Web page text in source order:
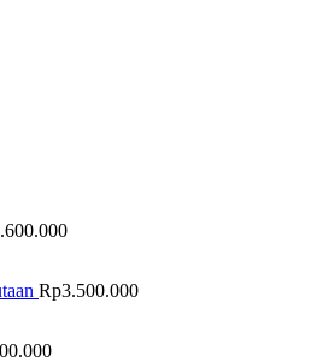
Rp3.500.000